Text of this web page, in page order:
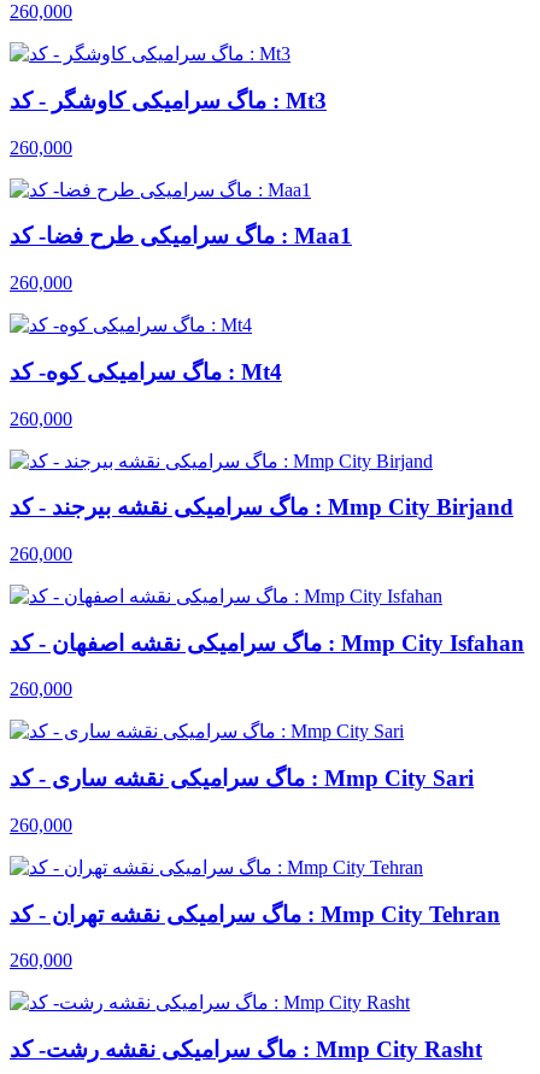
260,000
ماگ سرامیکی کاوشگر - کد : Mt3
260,000
ماگ سرامیکی طرح فضا- کد : Maa1
260,000
ماگ سرامیکی کوه- کد : Mt4
260,000
ماگ سرامیکی نقشه بیرجند - کد : Mmp City Birjand
260,000
ماگ سرامیکی نقشه اصفهان - کد : Mmp City Isfahan
260,000
ماگ سرامیکی نقشه ساری - کد : Mmp City Sari
260,000
ماگ سرامیکی نقشه تهران - کد : Mmp City Tehran
260,000
ماگ سرامیکی نقشه رشت- کد : Mmp City Rasht